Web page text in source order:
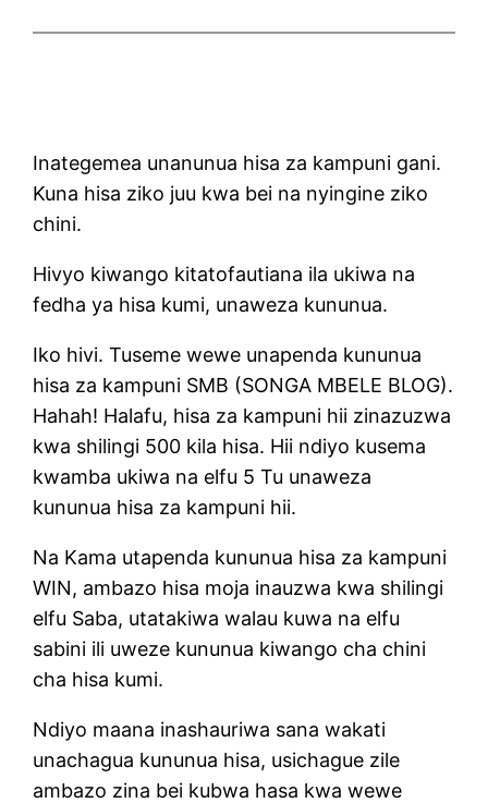
Inategemea unanunua hisa za kampuni gani.
Kuna hisa ziko juu kwa bei na nyingine ziko
chini.
Hivyo kiwango kitatofautiana ila ukiwa na
fedha ya hisa kumi, unaweza kununua.
Iko hivi. Tuseme wewe unapenda kununua
hisa za kampuni SMB (SONGA MBELE BLOG).
Hahah! Halafu, hisa za kampuni hii zinazuzwa
kwa shilingi 500 kila hisa. Hii ndiyo kusema
kwamba ukiwa na elfu 5 Tu unaweza
kununua hisa za kampuni hii.
Na Kama utapenda kununua hisa za kampuni
WIN, ambazo hisa moja inauzwa kwa shilingi
elfu Saba, utatakiwa walau kuwa na elfu
sabini ili uweze kununua kiwango cha chini
cha hisa kumi.
Ndiyo maana inashauriwa sana wakati
unachagua kununua hisa, usichague zile
ambazo zina bei kubwa hasa kwa wewe